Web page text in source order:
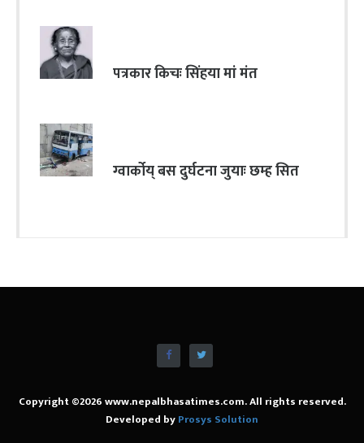
पत्रकार किचः सिंहया मां मंत
ग्वार्कोय् बस दुर्घटना जुयाः छम्ह सित
Copyright ©2026 www.nepalbhasatimes.com. All rights reserved.
Developed byProsys Solution